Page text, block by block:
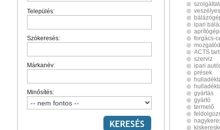
Település:
Szókeresés:
Márkanév:
Minősítés:
ipari
forgács-
ACTS
szerviz
ipari
prések
gyártás
gyártó
termelő